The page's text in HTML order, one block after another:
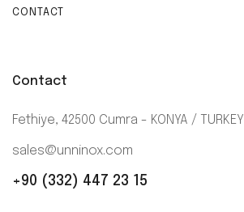
CONTACT
Contact
Fethiye, 42500 Cumra - KONYA / TURKEY
sales@unninox.com
+90 (332) 447 23 15